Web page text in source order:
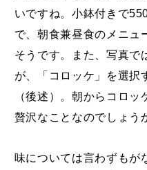
いですね。小鉢付きで
で、朝食兼昼食のメニュ
そうです。また、写真で
が、「コロッケ」を選択
（後述）。朝からコロ
贅沢なことなのでしょう
味については言わずもが